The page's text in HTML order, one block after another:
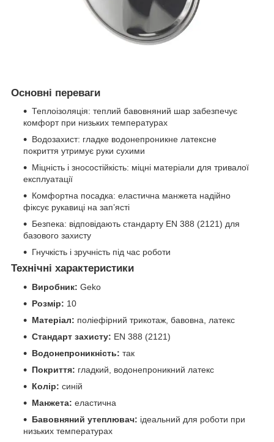
Основні переваги
Теплоізоляція: теплий бавовняний шар забезпечує
комфорт при низьких температурах
Водозахист: гладке водонепроникне латексне
покриття утримує руки сухими
Міцність і зносостійкість: міцні матеріали для тривалої
експлуатації
Комфортна посадка: еластична манжета надійно
фіксує рукавиці на зап’ясті
Безпека: відповідають стандарту EN 388 (2121) для
базового захисту
Гнучкість і зручність під час роботи
Технічні характеристики
Виробник: Geko
Розмір: 10
Матеріал: поліефірний трикотаж, бавовна, латекс
Стандарт захисту: EN 388 (2121)
Водонепроникність: так
Покриття: гладкий, водонепроникний латекс
Колір: синій
Манжета: еластична
Бавовняний утеплювач: ідеальний для роботи при
низьких температурах